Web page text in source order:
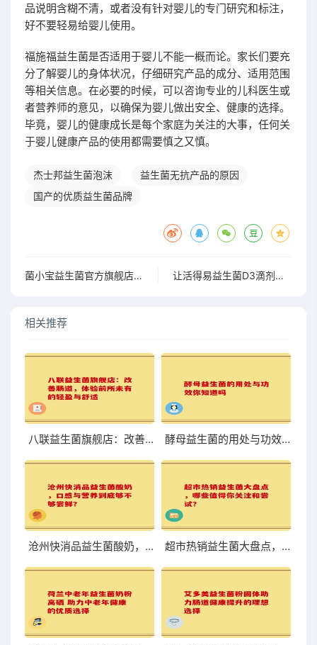
品说明含糊不清，或者没有针对婴儿的专门研究和标注，
好不要轻易给婴儿使用。
福施福益生菌是否适用于婴儿不能一概而论。家长们要充
分了解婴儿的身体状况，仔细研究产品的成分、适用范围
等相关信息。在必要的时候，可以咨询专业的儿科医生或
者营养师的意见，以确保为婴儿做出安全、健康的选择。
毕竟，婴儿的健康成长是每个家庭为关注的大事，任何关
于婴儿健康产品的使用都需要慎之又慎。
杰士邦益生菌泡沫
益生菌无抗产品的原因
国产的优质益生菌品牌
菌小宝益生菌官方旗舰店19.9元超值优惠快来选购 让活得易益生菌D3滴剂为你的生活增添无限活力与快乐
相关推荐
八联益生菌旗舰店：改善肠道，体验前所未有的轻盈与舒适 酵母益生菌的用处与功效你知道吗
沧州快消品益生菌酸奶，口感与营养到底够不够尝鲜？ 超市热销益生菌大盘点，哪些值得你关注和尝试？